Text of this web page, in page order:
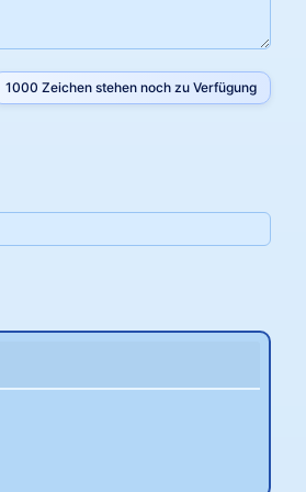
1000 Zeichen stehen noch zu Verfügung